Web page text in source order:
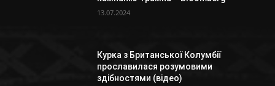
13.07.2024
Курка з Британської Колумбії
прославилася розумовими
здібностями (відео)